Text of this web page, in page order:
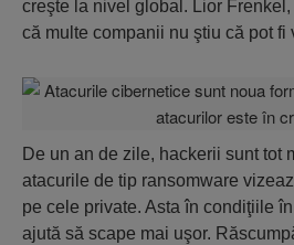
creşte la nivel global. Lior
că multe companii nu ştiu că pot fi
De un an de zile, hackerii sunt tot
atacurile de tip ransomware
pe cele private. Asta în condiţiile
ajută să scape mai uşor.